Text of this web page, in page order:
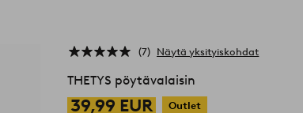
7 Näytä yksityiskohdat
THETYS pöytävalaisin
39,99 EUR
Outlet